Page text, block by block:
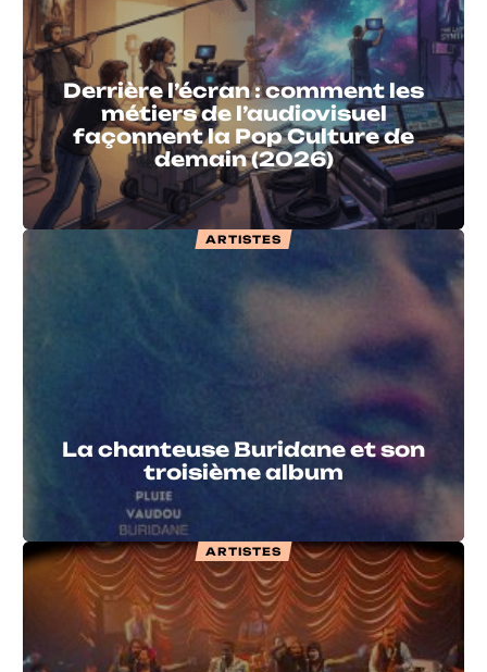
Derrière l’écran : comment les
métiers de l’audiovisuel
façonnent la Pop Culture de
demain (2026)
ARTISTES
La chanteuse Buridane et son
troisième album
ARTISTES